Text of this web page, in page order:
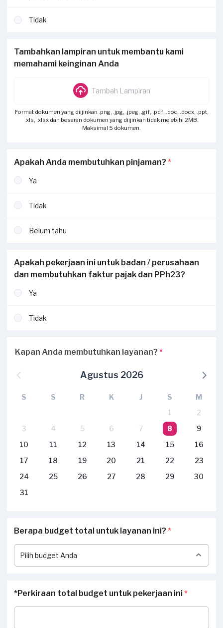
Tidak
Tambahkan lampiran untuk membantu kami
memahami keinginan Anda
Tambah Lampiran
Format dokumen yang diijinkan .png, .jpg, .jpeg, .gif, .pdf, .doc, .docx, .ppt,
.xls, .xlsx dan besaran dokumen yang diijinkan tidak melebihi 2MB.
Maksimal 5 dokumen.
Apakah Anda membutuhkan pinjaman? *
Ya
Tidak
Belum tahu
Apakah pekerjaan ini untuk badan / perusahaan
dan membutuhkan faktur pajak dan PPh23?
Ya
Tidak
Kapan Anda membutuhkan layanan? *
Agustus 2026
S S R K J S
M
1
2
3
4 5 6 7 8
9
10
11 12 13 14 15
16
17
18 19 20 21 22
23
24
25 26 27 28 29
30
31
Berapa budget total untuk layanan ini? *
*Perkiraan total budget untuk pekerjaan ini*